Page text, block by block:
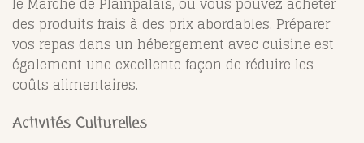
des produits frais à des prix abordables. Préparer
vos repas dans un hébergement avec cuisine est
également une excellente façon de réduire les
coûts alimentaires.
Activités Culturelles